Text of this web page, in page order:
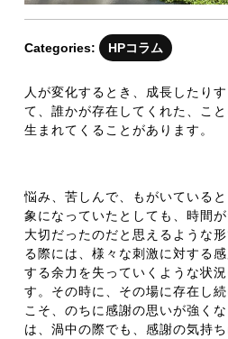
Categories: HPコラム
人が変化するとき、成長したり
て、誰かが存在してくれた、こ
生まれてくることがあります。
悩み、苦しんで、もがいている
象になっていたとしても、時間
大切だったのだと思えるような
る際には、様々な刺激に対する
する余力を失っていくような状
す。その時に、その場に存在し
こそ、のちに感謝の思いが強く
は、渦中の際でも、感謝の気持